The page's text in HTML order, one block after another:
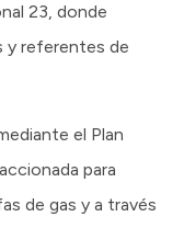
23, donde
y referentes de
el Plan
para
de gas y a través